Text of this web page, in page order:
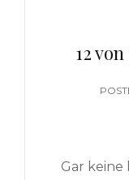
12
Gar keine